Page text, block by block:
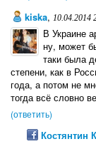
kiska, 10.04.2014
В Украине
ну, может
таки была
степени, как в
года, а потом не
тогда всё словно
(ответить)
Костянтин